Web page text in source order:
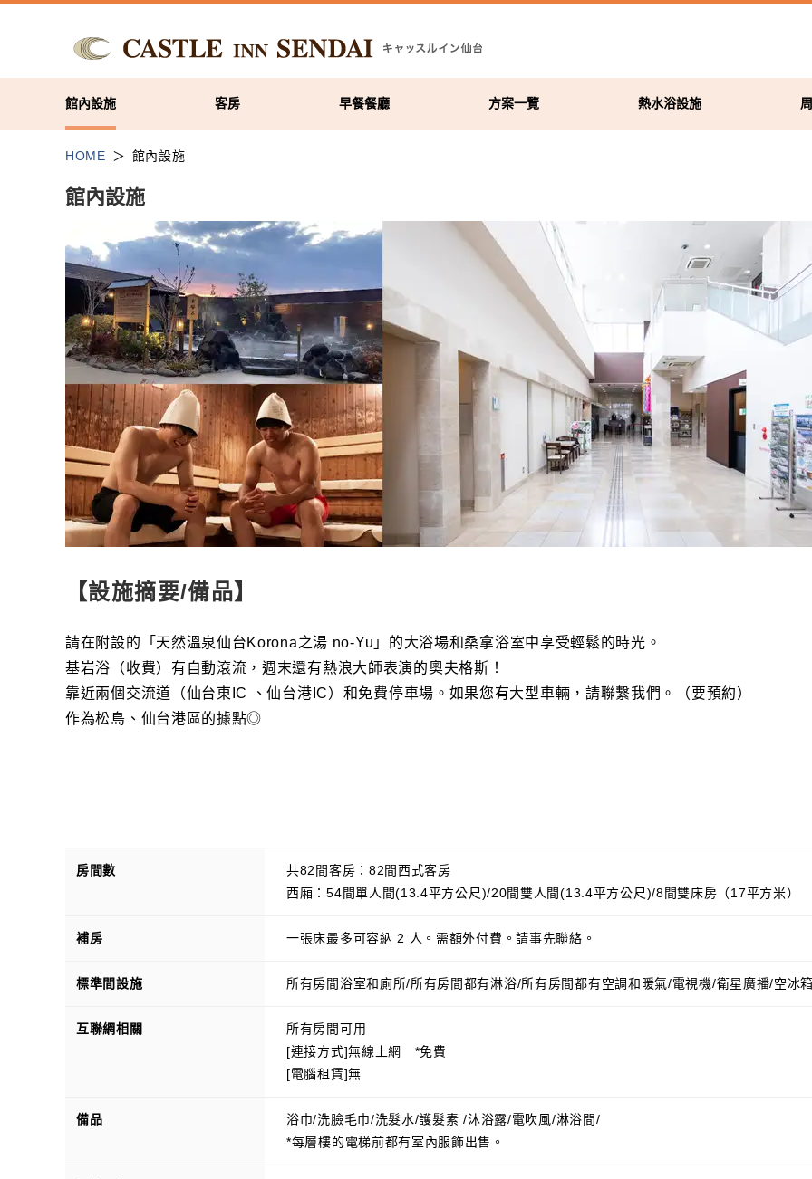
館內設施 客房 早餐餐廳 方案一覽 熱水浴設施
HOME 館內設施
館內設施
【設施摘要/備品】
請在附設的「天然溫泉仙台Korona之湯 no-Yu」的大浴場和桑拿浴室中享受輕鬆的時光。
基岩浴（收費）有自動滾流，週末還有熱浪大師表演的奧夫格斯！
靠近兩個交流道（仙台東IC 、仙台港IC）和免費停車場。如果您有大型車輛，請聯繫我們。（要預約）
作為松島、仙台港區的據點◎
房間數
共82間客房：82間西式客房
西廂：54間單人間(13.4平方公尺)/20間雙人間(13.4平方公尺)/8間雙床房（17平方米）
補房 一張床最多可容納 2 人。需額外付費。請事先聯絡。
標準間設施 所有房間浴室和廁所/所有房間都有淋浴/所有房間都有空調和暖氣/電視機/衛星廣播/空冰
互聯網相關
所有房間可用
[連接方式]無線上網 *免費
[電腦租賃]無
備品
浴巾/洗臉毛巾/洗髮水/護髮素 /沐浴露/電吹風/淋浴間/
*每層樓的電梯前都有室內服飾出售。